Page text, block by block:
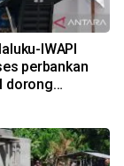
IWAPI
perbankan
dorong
ekonomi